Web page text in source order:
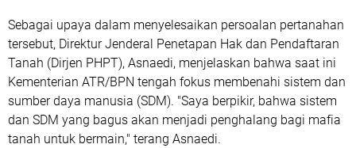
Sebagai upaya dalam menyelesaikan persoalan pertanahan
tersebut, Direktur Jenderal Penetapan Hak dan Pendaftaran
Tanah (Dirjen PHPT), Asnaedi, menjelaskan bahwa saat ini
Kementerian ATR/BPN tengah fokus membenahi sistem dan
sumber daya manusia (SDM). "Saya berpikir, bahwa sistem
dan SDM yang bagus akan menjadi penghalang bagi mafia
tanah untuk bermain," terang Asnaedi.